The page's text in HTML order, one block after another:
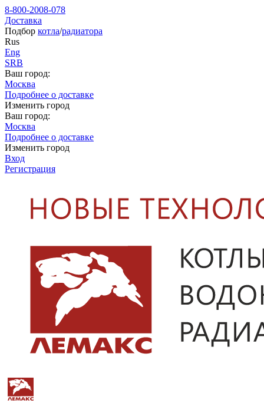
8-800-2008-078
Доставка
Подбор котла/радиатора
Rus
Eng
SRB
Ваш город:
Москва
Подробнее о доставке
Изменить город
Ваш город:
Москва
Подробнее о доставке
Изменить город
Вход
Регистрация